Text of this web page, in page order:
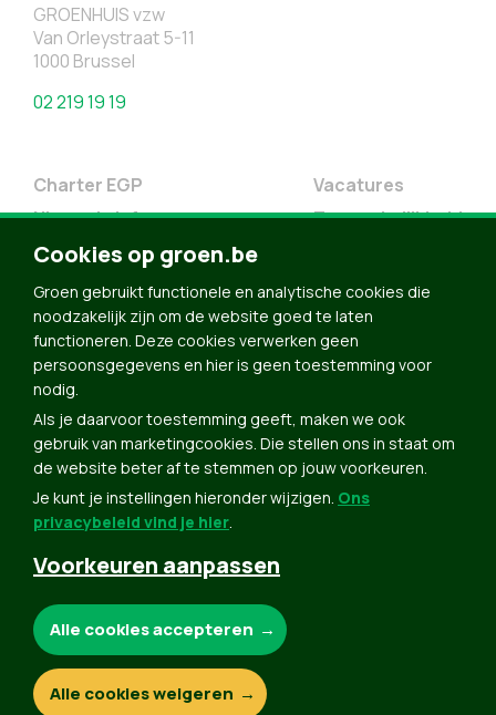
GROENHUIS vzw
Van Orleystraat 5-11
1000 Brussel
02 219 19 19
Charter EGP
Nieuwsbrief
Doe Mee
Contact
Groen in je buurt
Meldpunt
Vacatures
Toegankelijkheid
Word lid
Agenda
Bekijk kalender
Verleng je lidmaatschap
Programma oktober 2024
Programma juni 2024
Downloads
Webshop
Cookies op groen.be
Groen gebruikt functionele en analytische cookies die
noodzakelijk zijn om de website goed te laten
functioneren. Deze cookies verwerken geen
persoonsgegevens en hier is geen toestemming voor
nodig.
Als je daarvoor toestemming geeft, maken we ook
gebruik van marketingcookies. Die stellen ons in staat om
de website beter af te stemmen op jouw voorkeuren.
Je kunt je instellingen hieronder wijzigen. Ons
privacybeleid vind je hier.
Voorkeuren aanpassen
Analytische cookies:
Alle cookies accepteren
Alle cookies weigeren